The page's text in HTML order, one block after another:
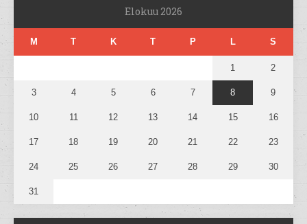
Elokuu 2026
M T K T P L S
1 2
3 4 5 6 7 8 9
10 11 12 13 14 15 16
17 18 19 20 21 22 23
24 25 26 27 28 29 30
31